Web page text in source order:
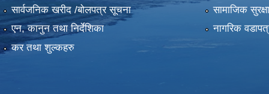
सार्वजनिक खरीद /बोलपत्र सूचना
एन, कानुन तथा निर्देशिका
कर तथा शुल्कहरु
सामाजिक सुरक्षा
नागरिक